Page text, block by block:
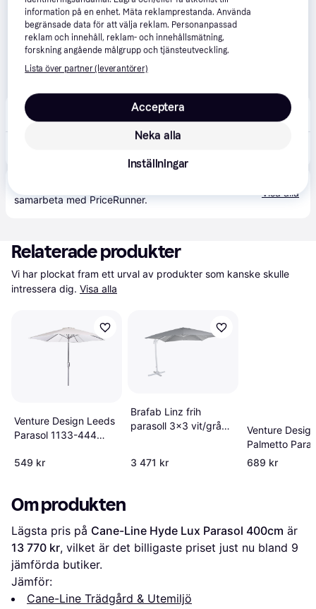
5.0(1)
Fri frakt,Imorgon
samarbeta med PriceRunner.
Visa alla
Relaterade produkter
Vi har plockat fram ett urval av produkter som kanske skulle
intressera dig. Visa alla
Venture Design Leeds
Parasol 1133-444
549 kr
Brafab Linz frih
parasoll 3x3 vit/grå
3 471 kr
Venture Design
Palmetto
270cm
689 kr
Om produkten
Lägsta pris på Cane-Line Hyde Lux Parasol 400cm
13 770 kr, vilket är det billigaste priset just nu bland 9
jämförda butiker.
Jämför:
Cane-Line Trädgård & Utemiljö
information på en enhet. Mäta reklamprestanda. Använda
begränsade data för att välja reklam. Personanpassad
reklam och innehåll, reklam- och innehållsmätning,
forskning angående målgrupp och tjänsteutveckling.
Lista över partner (leverantörer)
Neka alla
Acceptera
Inställningar